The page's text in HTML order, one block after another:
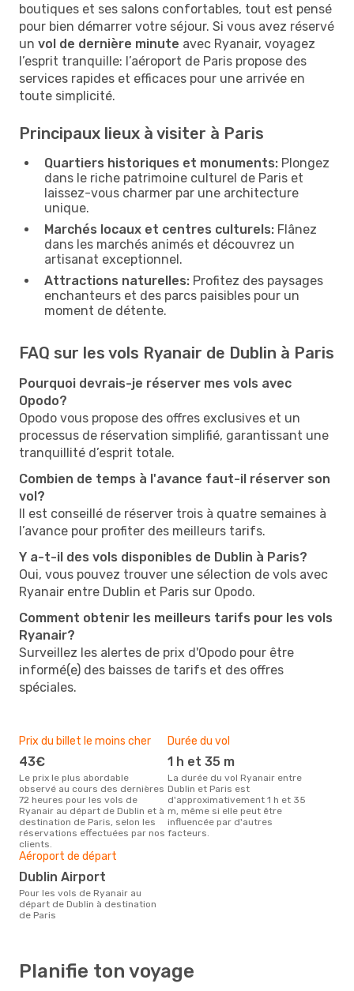
boutiques et ses salons confortables, tout est pensé
pour bien démarrer votre séjour. Si vous avez réservé
un vol de dernière minute avec Ryanair, voyagez
l’esprit tranquille: l’aéroport de Paris propose des
services rapides et efficaces pour une arrivée en
toute simplicité.
Principaux lieux à visiter à Paris
Quartiers historiques et monuments: Plongez
dans le riche patrimoine culturel de Paris et
laissez-vous charmer par une architecture
unique.
Marchés locaux et centres culturels: Flânez
dans les marchés animés et découvrez un
artisanat exceptionnel.
Attractions naturelles: Profitez des paysages
enchanteurs et des parcs paisibles pour un
moment de détente.
FAQ sur les vols Ryanair de Dublin à Paris
Pourquoi devrais-je réserver mes vols avec
Opodo?
Opodo vous propose des offres exclusives et un
processus de réservation simplifié, garantissant une
tranquillité d’esprit totale.
Combien de temps à l'avance faut-il réserver son
vol?
Il est conseillé de réserver trois à quatre semaines à
l’avance pour profiter des meilleurs tarifs.
Y a-t-il des vols disponibles de Dublin à Paris?
Oui, vous pouvez trouver une sélection de vols avec
Ryanair entre Dublin et Paris sur Opodo.
Comment obtenir les meilleurs tarifs pour les vols
Ryanair?
Surveillez les alertes de prix d'Opodo pour être
informé(e) des baisses de tarifs et des offres
spéciales.
Prix du billet le moins cher
43€
Le prix le plus abordable
observé au cours des dernières
72 heures pour les vols de
Ryanair au départ de Dublin et à
destination de Paris, selon les
réservations effectuées par nos
clients.
Durée du vol
1 h et 35 m
La durée du vol Ryanair entre
Dublin et Paris est
d'approximativement 1 h et 35
m, même si elle peut être
influencée par d'autres
facteurs.
Aéroport de départ
Dublin Airport
Pour les vols de Ryanair au
départ de Dublin à destination
de Paris
Planifie ton voyage